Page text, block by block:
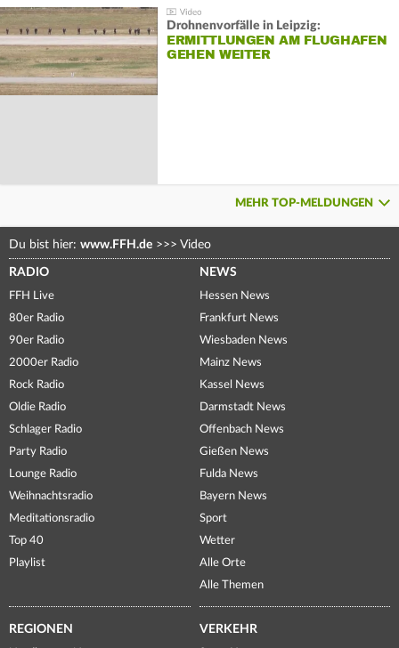
Drohnenvorfälle in Leipzig:
ERMITTLUNGEN AM FLUGHAFEN
GEHEN WEITER
MEHR TOP-MELDUNGEN
Du bist hier: www.FFH.de >>> Video
RADIO
FFH Live
80er Radio
90er Radio
2000er Radio
Rock Radio
Oldie Radio
Schlager Radio
Party Radio
Lounge Radio
Weihnachtsradio
Meditationsradio
Top 40
Playlist
NEWS
Hessen News
Frankfurt News
Wiesbaden News
Mainz News
Kassel News
Darmstadt News
Offenbach News
Gießen News
Fulda News
Bayern News
Sport
Wetter
Alle Orte
Alle Themen
REGIONEN VERKEHR